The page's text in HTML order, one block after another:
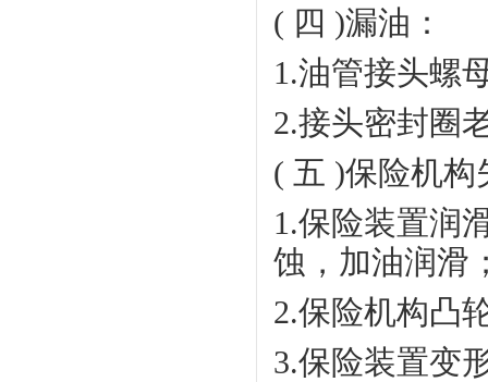
( 四 )漏油：
1.油管接头螺
2.接头密封圈
( 五 )保险机构
1.保险装置润
蚀，加油润滑
2.保险机构凸
3.保险装置变